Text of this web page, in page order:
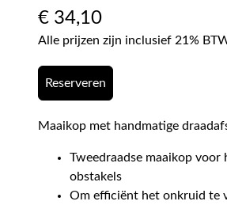
€ 34,10
Alle prijzen zijn inclusief 21%
Reserveren
Maaikop met handmatige
Tweedraadse maaikop voor
obstakels
Om efficiënt het onkruid te